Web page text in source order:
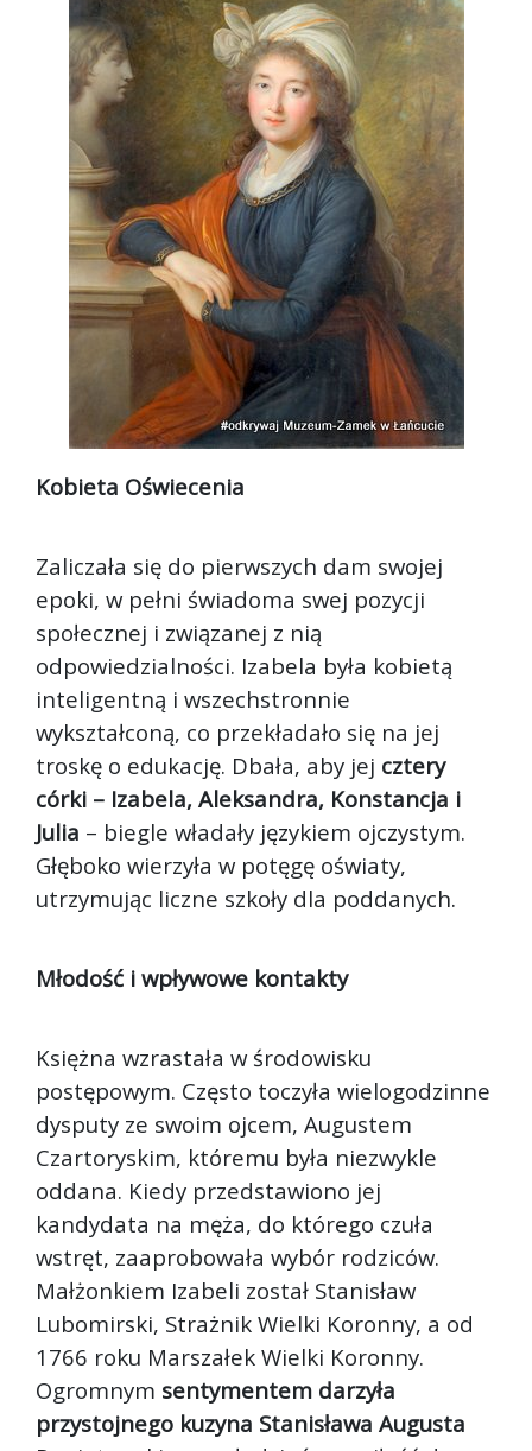
Kobieta Oświecenia
Zaliczała się do pierwszych dam swojej
epoki, w pełni świadoma swej pozycji
społecznej i związanej z nią
odpowiedzialności. Izabela była kobietą
inteligentną i wszechstronnie
wykształconą, co przekładało się na jej
troskę o edukację. Dbała, aby jej cztery
córki – Izabela, Aleksandra, Konstancja i
Julia – biegle władały językiem ojczystym.
Głęboko wierzyła w potęgę oświaty,
utrzymując liczne szkoły dla poddanych.
Młodość i wpływowe kontakty
Księżna wzrastała w środowisku
postępowym. Często toczyła wielogodzinne
dysputy ze swoim ojcem, Augustem
Czartoryskim, któremu była niezwykle
oddana. Kiedy przedstawiono jej
kandydata na męża, do którego czuła
wstręt, zaaprobowała wybór rodziców.
Małżonkiem Izabeli został Stanisław
Lubomirski, Strażnik Wielki Koronny, a od
1766 roku Marszałek Wielki Koronny.
Ogromnym sentymentem darzyła
przystojnego kuzyna Stanisława Augusta